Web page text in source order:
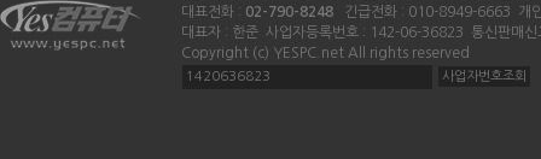
대표전화 : 02-790-8248
긴급전화 : 010-8949-6663 개
대표자 : 한준 사업자등록번호 : 142-06-36823 통신판매
Copyright (c) YESPC.net All rights reserved